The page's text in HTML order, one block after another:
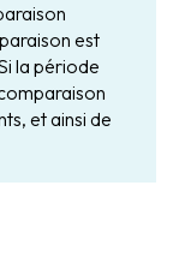
est
la période
et ainsi de